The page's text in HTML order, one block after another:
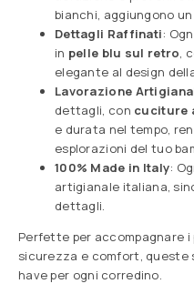
bianchi, aggiungono
Dettagli Raffinati:
in pelle blu sul retro,
elegante al design
Lavorazione
dettagli, con cuciture
e durata nel tempo,
esplorazioni del tuo
100% Made in Italy:
artigianale italiana,
dettagli.
Perfette per accompagnare
sicurezza e comfort, queste
have per ogni corredino.